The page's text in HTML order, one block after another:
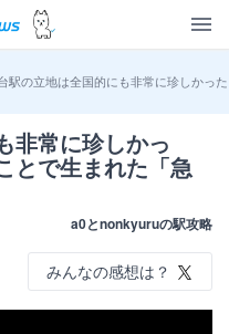
駅の立地は全国的にも非常に珍しかっ
非常に珍しかっ
とで生まれた「急
a0とnonkyuruの駅攻略
みんなの感想は？